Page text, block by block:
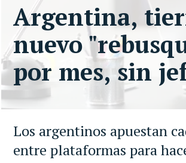
Los argentinos apuestan
entre plataformas para
Argentina,
nuevo
por mes, sin